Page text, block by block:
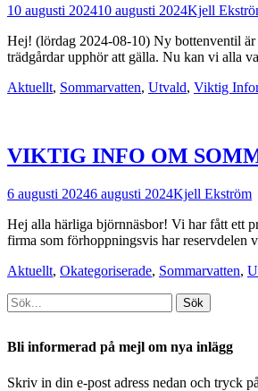
Postades
10 augusti 202410 augusti 2024Författare
Kjell
Hej! (lördag 2024-08-10) Ny bottenventil är
trädgårdar upphör att gälla. Nu kan vi alla
Kategorier
Aktuellt, Sommarvatten, Utvald, Viktig
VIKTIG INFO OM
Postades
6 augusti 20246 augusti 2024Författare
Kjell Ekström
Hej alla härliga björnnäsbor! Vi har fått ett
firma som förhoppningsvis har reservdelen
Kategorier
Aktuellt, Okategoriserade, Sommarvatten,
Sök
efter:
Bli informerad på mejl om nya inlägg
Skriv in din e-post adress nedan och tryck